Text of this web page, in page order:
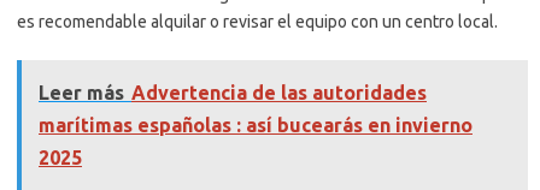
es recomendable alquilar o revisar el equipo con un centro local.
Leer más Advertencia de las autoridades
marítimas españolas : así bucearás en invierno
2025